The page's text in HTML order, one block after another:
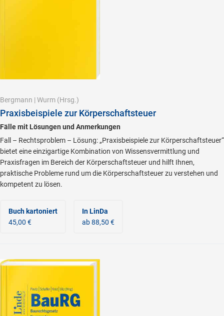
Bergmann | Wurm (Hrsg.)
Praxisbeispiele zur Körperschaftsteuer
Fälle mit Lösungen und Anmerkungen
Fall – Rechtsproblem – Lösung: „Praxisbeispiele zur Körperschaftsteuer“
bietet eine einzigartige Kombination von Wissensvermittlung und
Praxisfragen im Bereich der Körperschaftsteuer und hilft Ihnen,
praktische Probleme rund um die Körperschaftsteuer zu verstehen und
kompetent zu lösen.
Buch kartoniert
45,00 €
In LinDa
ab 88,50 €